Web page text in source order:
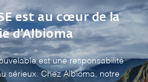
est au cœur de la
d’Albioma
est une responsabilité
sérieux. Chez Albioma, notre